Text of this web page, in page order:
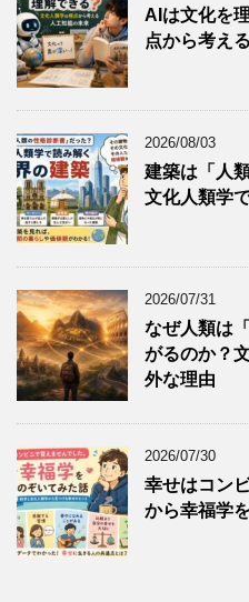
AIは文化を
点から考え
2026/08/03
建築は「人
文化人類学
2026/07/31
なぜ人類は
がるのか？
外な理由
2026/07/30
幸せはコン
から幸福学